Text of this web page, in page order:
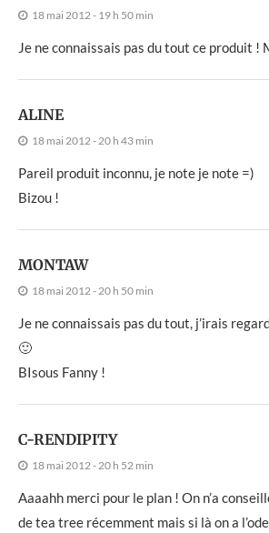
18 mai 2012 - 19 h 50 min
Je ne connaissais pas du tout ce produit !
ALINE
18 mai 2012 - 20 h 43 min
Pareil produit inconnu, je note je note =)
Bizou !
MONTAW
18 mai 2012 - 20 h 50 min
Je ne connaissais pas du tout, j’irais
🙂
BIsous Fanny !
C-RENDIPITY
18 mai 2012 - 20 h 52 min
Aaaahh merci pour le plan ! On n’a
de tea tree récemment mais si là on a